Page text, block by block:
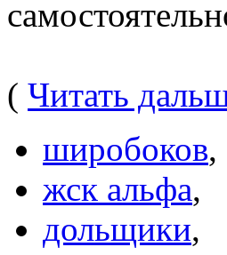
( Читать
широбоков,
жск альфа,
дольщики,